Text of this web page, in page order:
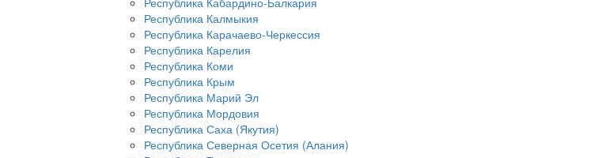
Республика Калмыкия
Республика Карачаево-Черкессия
Республика Карелия
Республика Коми
Республика Крым
Республика Марий Эл
Республика Мордовия
Республика Саха (Якутия)
Республика Северная Осетия (Алания)